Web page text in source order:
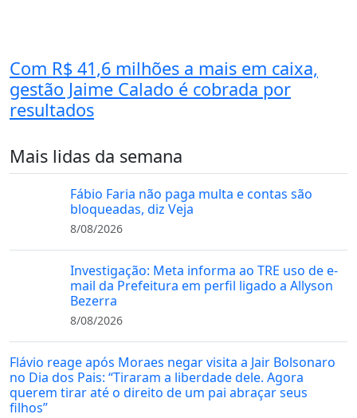
Com R$ 41,6 milhões a mais em caixa,
gestão Jaime Calado é cobrada por
resultados
Mais lidas da semana
Fábio Faria não paga multa e contas são
bloqueadas, diz Veja
8/08/2026
Investigação: Meta informa ao TRE uso de e-
mail da Prefeitura em perfil ligado a Allyson
Bezerra
8/08/2026
Flávio reage após Moraes negar visita a Jair Bolsonaro
no Dia dos Pais: “Tiraram a liberdade dele. Agora
querem tirar até o direito de um pai abraçar seus
filhos”